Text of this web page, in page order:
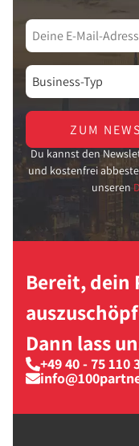
ZUM
Du kannst den
und kostenfrei
unseren
Bereit, dein
Dann lass
+49 40 - 75 110